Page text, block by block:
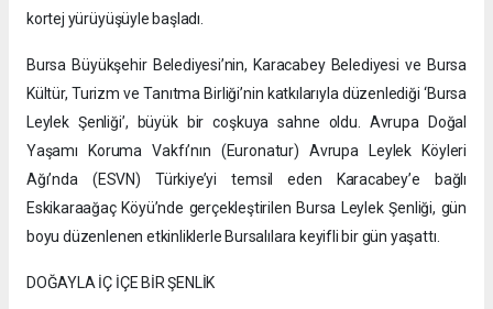
kortej yürüyüşüyle başladı.
Bursa Büyükşehir Belediyesi’nin, Karacabey Belediyesi ve Bursa
Kültür, Turizm ve Tanıtma Birliği’nin katkılarıyla düzenlediği ‘Bursa
Leylek Şenliği’, büyük bir coşkuya sahne oldu. Avrupa Doğal
Yaşamı Koruma Vakfı’nın (Euronatur) Avrupa Leylek Köyleri
Ağı’nda (ESVN) Türkiye’yi temsil eden Karacabey’e bağlı
Eskikaraağaç Köyü’nde gerçekleştirilen Bursa Leylek Şenliği, gün
boyu düzenlenen etkinliklerle Bursalılara keyifli bir gün yaşattı.
DOĞAYLA İÇ İÇE BİR ŞENLİK